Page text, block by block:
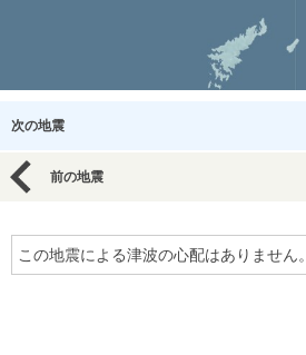
次の地震
前の地震
この地震による津波の心配はありません。